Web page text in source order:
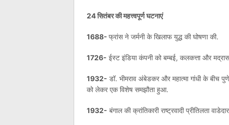
24 सितंबर की महत्त्वपूर्ण घटनाएं
1688- फ्रांस ने जर्मनी के खिलाफ युद्ध की घोषणा की.
1726- ईस्ट इंडिया कंपनी को बम्बई, कलकत्ता और
1932- डॉ. भीमराव अंबेडकर और महात्मा गांधी के बीच
को लेकर एक विशेष समझौता हुआ.
1932- बंगाल की क्रांतिकारी राष्ट्रवादी प्रीतिलता